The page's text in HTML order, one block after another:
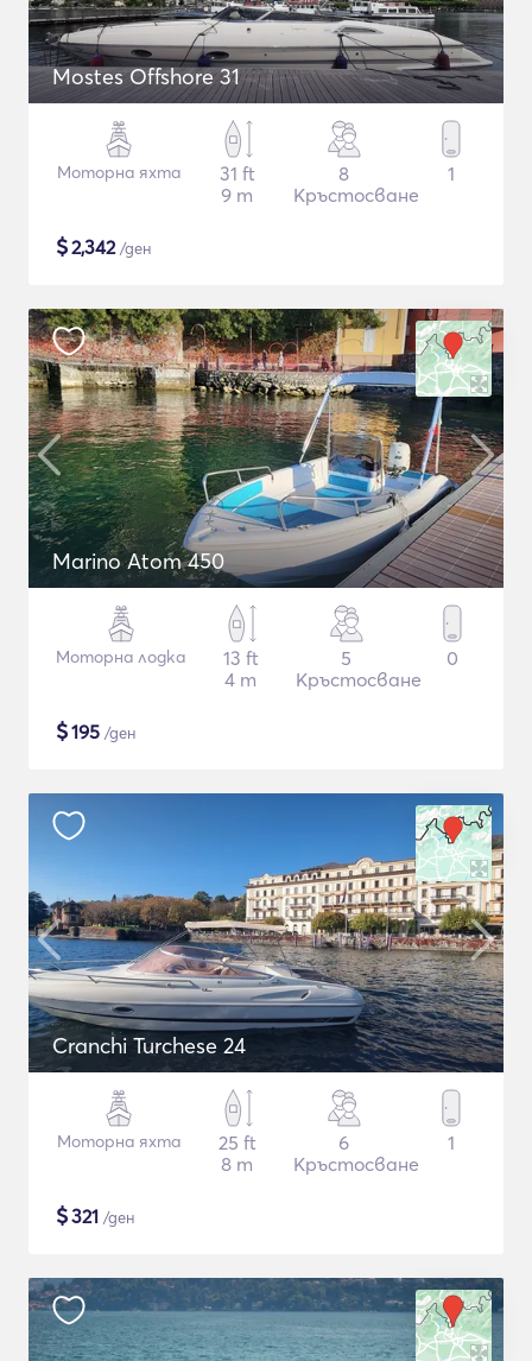
Mostes Offshore 31
Моторна яхта
31 ft
9 m
8
Кръстосване
1
$2,342/ден
Marino Atom 450
Моторна лодка
13 ft
4 m
5
Кръстосване
0
$195 /ден
Cranchi Turchese 24
Моторна яхта
25 ft
8 m
6
Кръстосване
1
$321 /ден